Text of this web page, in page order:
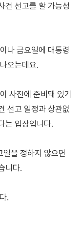
건 선고를 할 가능성
나 금요일에 대통령
오는데요.
사전에 준비돼 있기
선고 일정과 상관없
는 입장입니다.
을 정하지 않으면
니다.
.